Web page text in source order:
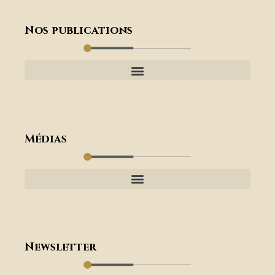
Nos publications
Médias
Newsletter